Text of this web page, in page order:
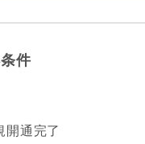
件
開通完了